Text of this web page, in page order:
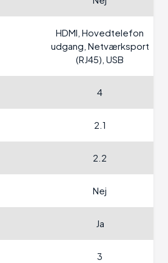
HDMI, Hovedtelefon
udgang, Netværksport
(RJ45), USB
4
2.1
2.2
Nej
Ja
3